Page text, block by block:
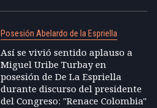
Posesión Abelardo de la Espriella
Así se vivió sentido aplauso a
Miguel Uribe Turbay en
posesión de De La Espriella
durante discurso del presidente
del Congreso: "Renace Colombia"